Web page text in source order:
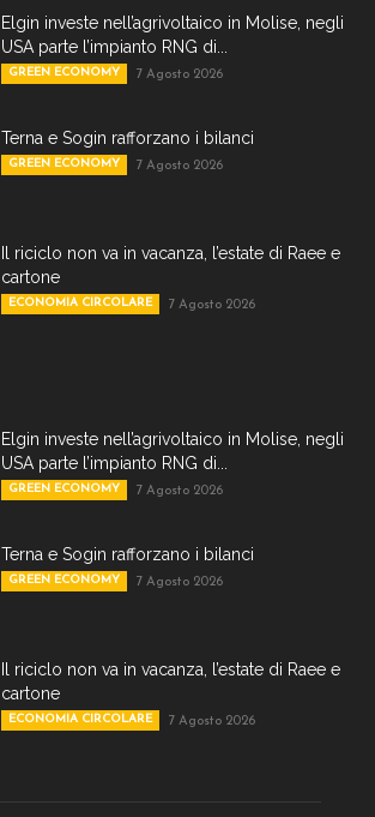
Elgin investe nell’agrivoltaico in Molise, negli
USA parte l’impianto RNG di...
GREEN ECONOMY 7 Agosto 2026
Terna e Sogin rafforzano i bilanci
GREEN ECONOMY 7 Agosto 2026
Il riciclo non va in vacanza, l’estate di Raee e
cartone
ECONOMIA CIRCOLARE 7 Agosto 2026
Elgin investe nell’agrivoltaico in Molise, negli
USA parte l’impianto RNG di...
GREEN ECONOMY 7 Agosto 2026
Terna e Sogin rafforzano i bilanci
GREEN ECONOMY 7 Agosto 2026
Il riciclo non va in vacanza, l’estate di Raee e
cartone
ECONOMIA CIRCOLARE 7 Agosto 2026